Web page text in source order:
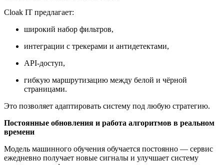
Cloak IT предлагает:
широкий набор фильтров,
интеграции с трекерами и антидетектами,
API-доступ,
гибкую маршрутизацию между белой и чёрной
страницами.
Это позволяет адаптировать систему под любую стратегию.
Постоянные обновления и работа алгоритмов в реальном
времени
Модель машинного обучения обучается постоянно — сервис
ежедневно получает новые сигналы и улучшает систему